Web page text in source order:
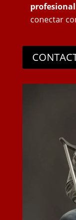
profesional
conectar